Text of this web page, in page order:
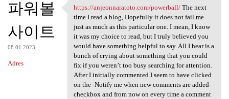
파워볼
사이트
08.01.2023
Adres
https://anjeonnaratoto.com
https://anjeonnaratoto.com/powerball/The next
time I read a blog, Hopefully it does not fail me
just as much as this particular one. I mean, I know
it was my choice to read, but I truly believed you
would have something helpful to say. All I hear is a
bunch of crying about something that you could
fix if you weren’t too busy searching for attention.
After I initially commented I seem to have clicked
on the -Notify me when new comments are added-
checkbox and from now on every time a comment